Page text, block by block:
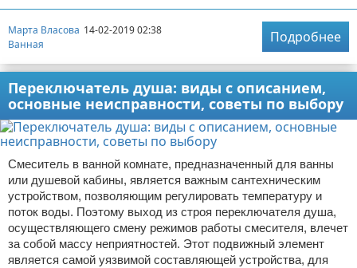
Марта Власова 14-02-2019 02:38
Ванная
Подробнее
Переключатель душа: виды с описанием,
основные неисправности, советы по выбору
Смеситель в ванной комнате, предназначенный для ванны
или душевой кабины, является важным сантехническим
устройством, позволяющим регулировать температуру и
поток воды. Поэтому выход из строя переключателя душа,
осуществляющего смену режимов работы смесителя, влечет
за собой массу неприятностей. Этот подвижный элемент
является самой уязвимой составляющей устройства, для